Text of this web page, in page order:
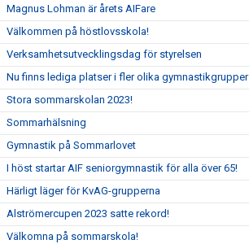
Magnus Lohman är årets AIFare
Välkommen på höstlovsskola!
Verksamhetsutvecklingsdag för styrelsen
Nu finns lediga platser i fler olika gymnastikgrupper
Stora sommarskolan 2023!
Sommarhälsning
Gymnastik på Sommarlovet
I höst startar AIF seniorgymnastik för alla över 65!
Härligt läger för KvAG-grupperna
Alströmercupen 2023 satte rekord!
Välkomna på sommarskola!